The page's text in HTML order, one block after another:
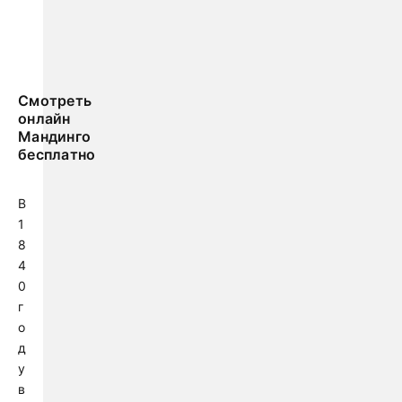
Смотреть
онлайн
Мандинго
бесплатно
В
1
8
4
0
г
о
д
у
в